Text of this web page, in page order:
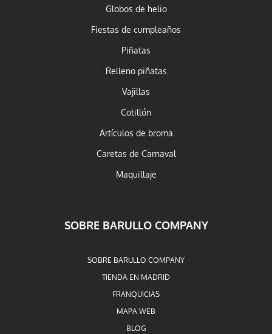
Globos de helio
Fiestas de cumpleaños
Piñatas
Relleno piñatas
Vajillas
Cotillón
Artículos de broma
Caretas de Carnaval
Maquillaje
SOBRE BARULLO COMPANY
SOBRE BARULLO COMPANY
TIENDA EN MADRID
FRANQUICIAS
MAPA WEB
BLOG